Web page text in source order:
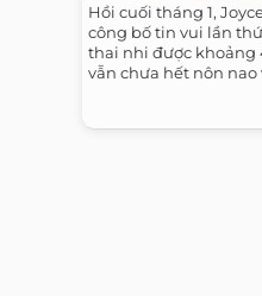
Hồi cuối tháng 1,
công bố tin vui lần
thai nhi được khoảng
vẫn chưa hết nôn nao